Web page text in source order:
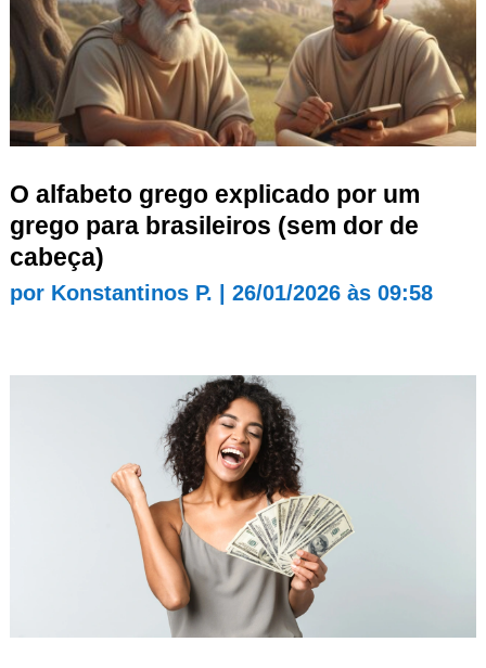
O alfabeto grego explicado por um
grego para brasileiros (sem dor de
cabeça)
por Konstantinos P. 26/01/2026 às 09:58